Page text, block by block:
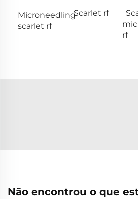
Microneedling
scarlet rf
Scarlet rf
rf
Não encontrou o que